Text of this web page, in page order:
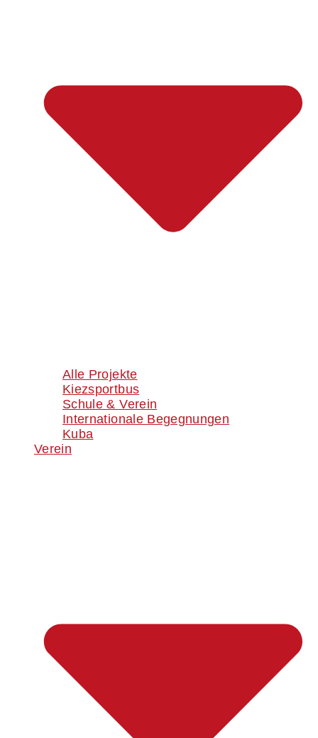
Alle Projekte
Kiezsportbus
Schule & Verein
Internationale Begegnungen
Kuba
Verein